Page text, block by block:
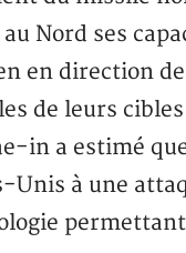
Nord ses
en direction
de leurs
in a estimé
à une